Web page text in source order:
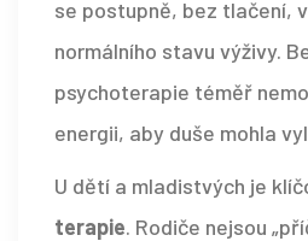
se postupně, bez tlačení,
normálního stavu výživy.
psychoterapie téměř
energii, aby duše mohla
U dětí a mladistvých je
terapie. Rodiče nejsou